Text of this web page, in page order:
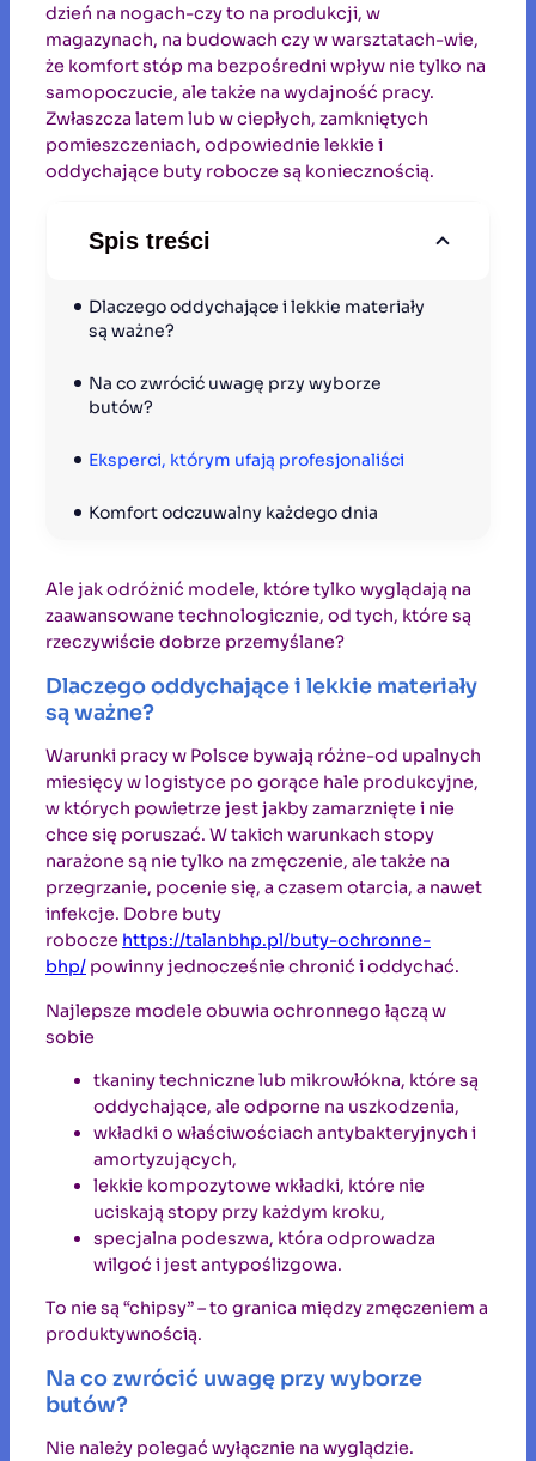
dzień na nogach-czy to na produkcji, w
magazynach, na budowach czy w warsztatach-wie,
że komfort stóp ma bezpośredni wpływ nie tylko na
samopoczucie, ale także na wydajność pracy.
Zwłaszcza latem lub w ciepłych, zamkniętych
pomieszczeniach, odpowiednie lekkie i
oddychające buty robocze są koniecznością.
Spis treści
Dlaczego oddychające i lekkie materiały
są ważne?
Na co zwrócić uwagę przy wyborze
butów?
Eksperci, którym ufają profesjonaliści
Komfort odczuwalny każdego dnia
Ale jak odróżnić modele, które tylko wyglądają na
zaawansowane technologicznie, od tych, które są
rzeczywiście dobrze przemyślane?
Dlaczego oddychające i lekkie materiały
są ważne?
Warunki pracy w Polsce bywają różne-od upalnych
miesięcy w logistyce po gorące hale produkcyjne,
w których powietrze jest jakby zamarznięte i nie
chce się poruszać. W takich warunkach stopy
narażone są nie tylko na zmęczenie, ale także na
przegrzanie, pocenie się, a czasem otarcia, a nawet
infekcje. Dobre buty
robocze https://talanbhp.pl/buty-ochronne-
bhp/ powinny jednocześnie chronić i oddychać.
Najlepsze modele obuwia ochronnego łączą w
sobie
tkaniny techniczne lub mikrowłókna, które są
oddychające, ale odporne na uszkodzenia,
wkładki o właściwościach antybakteryjnych i
amortyzujących,
lekkie kompozytowe wkładki, które nie
uciskają stopy przy każdym kroku,
specjalna podeszwa, która odprowadza
wilgoć i jest antypoślizgowa.
To nie są “chipsy” – to granica między zmęczeniem a
produktywnością.
Na co zwrócić uwagę przy wyborze
butów?
Nie należy polegać wyłącznie na wyglądzie.